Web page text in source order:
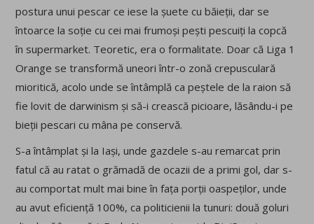
postura unui pescar ce iese la șuete cu băieții, dar se
întoarce la soție cu cei mai frumoși pești pescuiți la copcă
în supermarket. Teoretic, era o formalitate. Doar că Liga 1
Orange se transformă uneori într-o zonă crepusculară
mioritică, acolo unde se întâmplă ca peștele de la raion să
fie lovit de darwinism și să-i crească picioare, lăsându-i pe
bieții pescari cu mâna pe conservă.
S-a întâmplat și la Iași, unde gazdele s-au remarcat prin
fatul că au ratat o grămadă de ocazii de a primi gol, dar s-
au comportat mult mai bine în fața porții oaspeților, unde
au avut eficiență 100%, ca politicienii la tunuri: două goluri